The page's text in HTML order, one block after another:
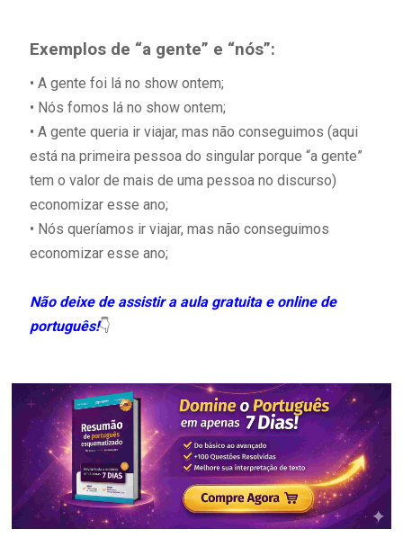
Exemplos de “a gente” e “nós”:
• A gente foi lá no show ontem;
• Nós fomos lá no show ontem;
• A gente queria ir viajar, mas não conseguimos (aqui
está na primeira pessoa do singular porque “a gente”
tem o valor de mais de uma pessoa no discurso)
economizar esse ano;
• Nós queríamos ir viajar, mas não conseguimos
economizar esse ano;
Não deixe de assistir a aula gratuita e online de
português!👇